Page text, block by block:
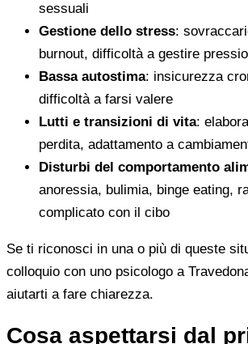
sessuali
Gestione dello stress:
burnout, difficoltà a gestire
Bassa autostima: insicurezza
difficoltà a farsi valere
Lutti e transizioni di vita:
perdita, adattamento a
Disturbi del comportamento
anoressia, bulimia, binge eating,
complicato con il cibo
Se ti riconosci in una o più di queste
colloquio con uno psicologo a
aiutarti a fare chiarezza.
Cosa aspettarsi dal